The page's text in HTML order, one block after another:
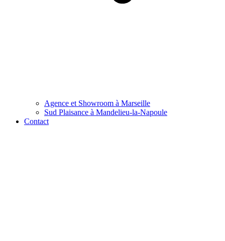
Agence et Showroom à Marseille
Sud Plaisance à Mandelieu-la-Napoule
Contact